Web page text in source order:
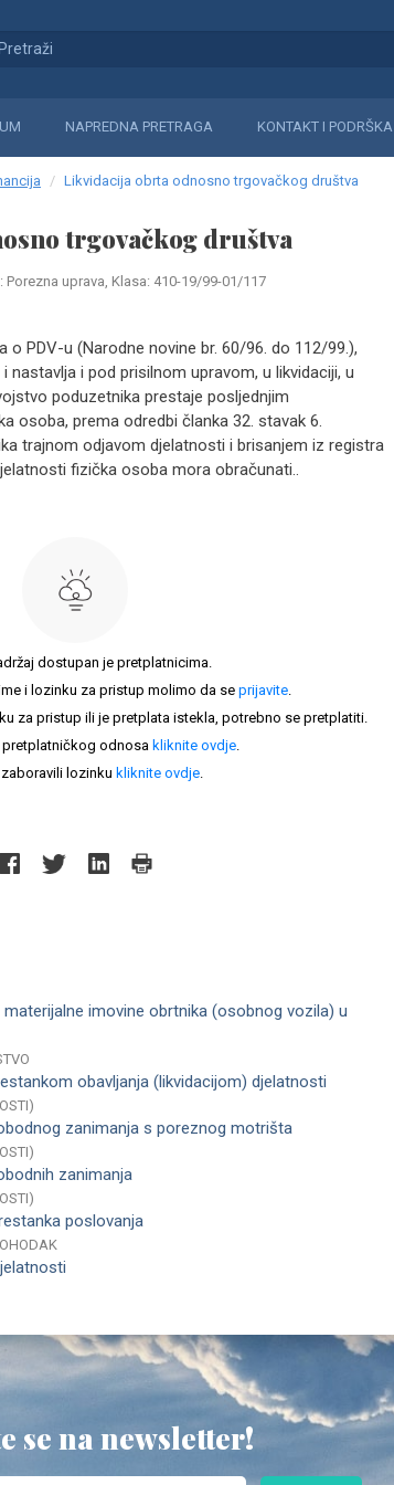
NAPREDNA PRETRAGA KONTAKT I PODRŠKA
Likvidacija obrta odnosno trgovačkog društva
trgovačkog društva
Porezna uprava, Klasa: 410-19/99-01/117
o PDV-u (Narodne novine br. 60/96. do 112/99.),
i pod prisilnom upravom, u likvidaciji, u
poduzetnika prestaje posljednjim
osoba, prema odredbi članka 32. stavak 6.
trajnom odjavom djelatnosti i brisanjem iz registra
fizička osoba mora obračunati..
dostupan je pretplatnicima.
i lozinku za pristup molimo da se prijavite.
za pristup ili je pretplata istekla, potrebno se pretplatiti.
pretplatničkog odnosa kliknite ovdje.
lozinku kliknite ovdje.
imovine obrtnika (osobnog vozila) u
obavljanja (likvidacijom) djelatnosti
zanimanja s poreznog motrišta
zanimanja
poslovanja
se na newsletter!